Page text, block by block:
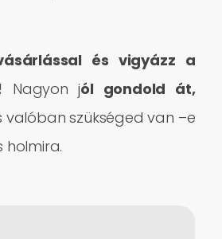
és vigyázz a
Nagyon jól gondold át,
valóban szükséged van –e
holmira.